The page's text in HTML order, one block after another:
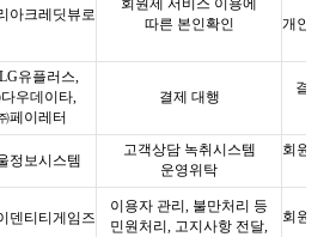
아크레딧뷰로
회원제 서비스 이용에
따른 본인확인
개인 정
유플러스,
우데이타,
페이레터
결제 대행
결제
정보시스템
고객상담 녹취시스템
운영위탁
회원탈
덴티티게임즈
이용자 관리, 불만처리 등
민원처리, 고지사항 전달,
회원탈